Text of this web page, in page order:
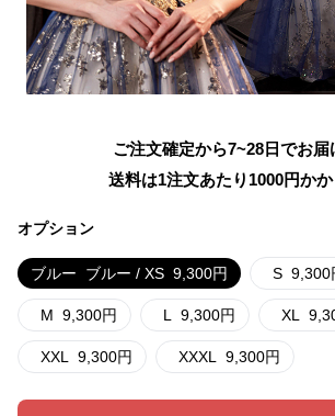
ご注文確定から7~28日でお届
送料は1注文あたり 1000円か
オプション
ブルー ブルー / XS 9,300円 S 9,300
M 9,300円 L 9,300円 XL
XXL 9,300円 XXXL 9,300円